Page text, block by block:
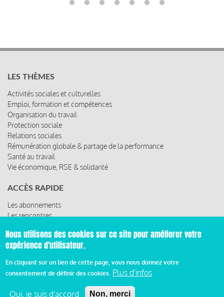
LES THÈMES
Activités sociales et culturelles
Emploi, formation et compétences
Organisation du travail
Protection sociale
Relations sociales
Rémunération globale & partage de la performance
Santé au travail
Vie économique, RSE & solidarité
ACCÈS RAPIDE
Les abonnements
Les rencontres
© 2019 Miroir Social - Réalisé parCafffeine
Mentions légales et condition générale d’utilisation et
Nous utilisons des cookies sur ce site pour améliorer votre
expérience d'utilisateur.
En cliquant sur un lien de cette page, vous nous donnez votre
consentement de définir des cookies. Plus d'infos
Oui, je suis d'accord Non, merci